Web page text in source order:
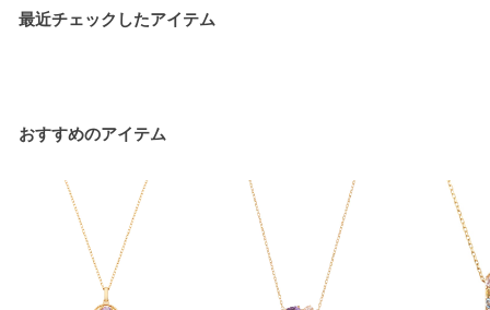
最近チェックしたアイテム
おすすめのアイテム